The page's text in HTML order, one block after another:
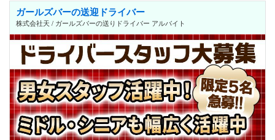
ガールズバーの送迎ドライバー
株式会社天 / ガールズバーの送りドライバー アルバイト